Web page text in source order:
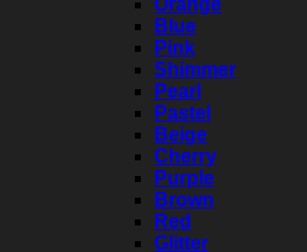
Orange
Blue
Pink
Shimmer
Pearl
Pastel
Beige
Cherry
Purple
Brown
Red
Glitter